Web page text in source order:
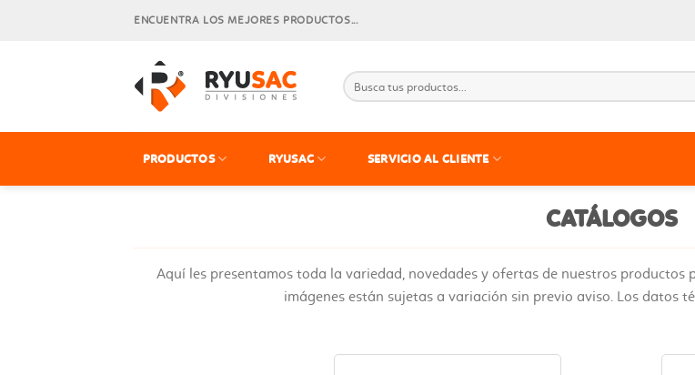
ENCUENTRA LOS MEJORES PRODUCTOS...
PRODUCTOS RYUSAC SERVICIO AL CLIENTE
CATÁLOGOS
Aquí les presentamos toda la variedad, novedades y ofertas de nuestros productos
imágenes están sujetas a variación sin previo aviso. Los datos